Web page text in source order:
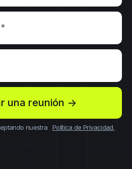
una reunión ->
nuestra Política de Privacidad.